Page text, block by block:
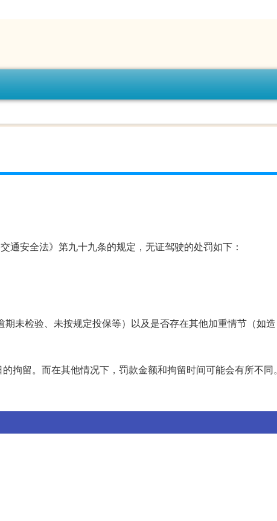
通安全法》第九十九条的规定，无证驾驶的处罚如下：
未检验、未按规定投保等）以及是否存在其他加重情节（如造
拘留。而在其他情况下，罚款金额和拘留时间可能会有所不同。